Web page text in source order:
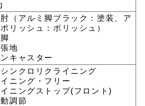
肘（アルミ脚ブラック：塗装、ア
リッシュ：ポリッシュ）
地
キャスター
ンクロリクライニング
ニング・フリー
イニングストップ(フロント)
調節